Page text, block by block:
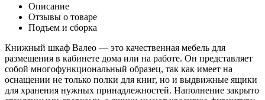
Описание
Отзывы о товаре
Подъем и сборка
Книжный шкаф Валео — это качественная мебель для
размещения в кабинете дома или на работе. Он представляет
собой многофункциональный образец, так как имеет на
оснащении не только полки для книг, но и выдвижные ящики
для хранения нужных принадлежностей. Наполнение закрыто